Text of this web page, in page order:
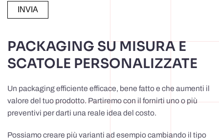
PACKAGING SU MISURA E
SCATOLE PERSONALIZZATE
Un packaging efficiente efficace, bene fatto e che aumenti il
valore del tuo prodotto. Partiremo con il fornirti uno o più
preventivi per darti una reale idea del costo.
Possiamo creare più varianti ad esempio cambiando il tipo